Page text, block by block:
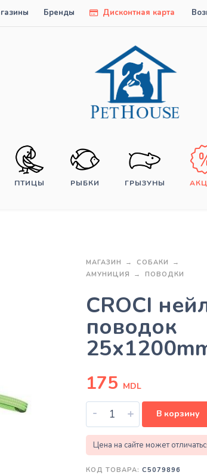
Бренды Дисконтная карта
ПТИЦЫ РЫБКИ ГРЫЗУНЫ
МАГАЗИН
СОБАКИ
АМУНИЦИЯ
ПОВОДКИ
CROCI
поводок
175 MDL
- + В корзину
Цена на сайте может
КОД ТОВАРА: C5079896